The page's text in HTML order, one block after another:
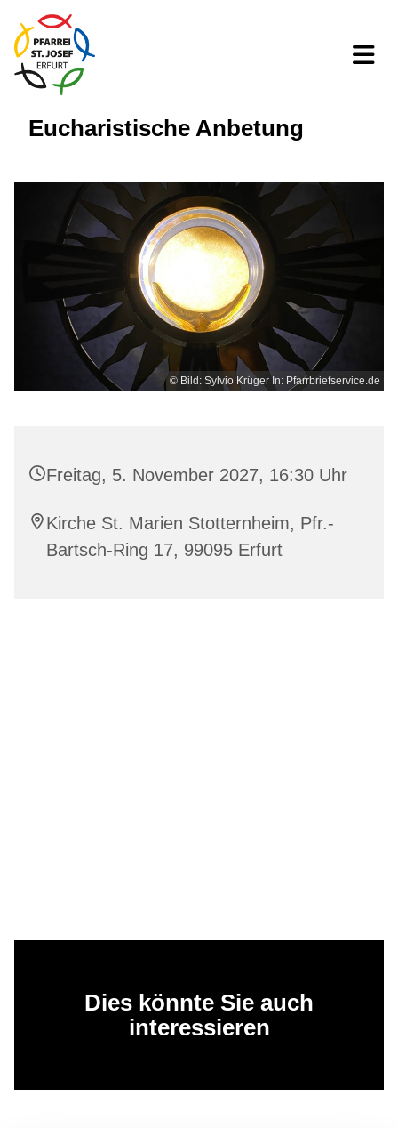
Eucharistische Anbetung
© Bild: Sylvio Krüger In: Pfarrbriefservice.de
Freitag, 5. November 2027, 16:30 Uhr
Kirche St. Marien Stotternheim, Pfr.-
Bartsch-Ring 17, 99095 Erfurt
Dies könnte Sie auch
interessieren